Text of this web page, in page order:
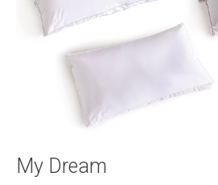
My Dream